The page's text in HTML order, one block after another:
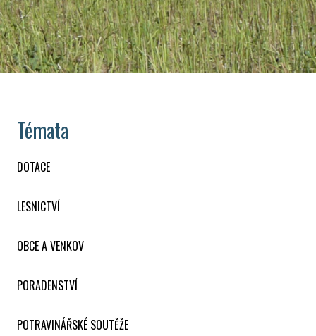
Témata
DOTACE
LESNICTVÍ
OBCE A VENKOV
PORADENSTVÍ
POTRAVINÁŘSKÉ SOUTĚŽE